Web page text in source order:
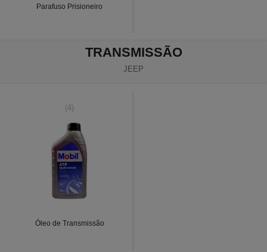
Parafuso Prisioneiro
TRANSMISSÃO
JEEP
(4)
Óleo de Transmissão